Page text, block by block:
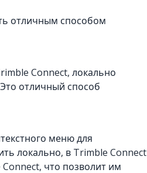
отличным способом
Connect, локально
отличный способ
меню для
локально, в Trimble Connect
что позволит им